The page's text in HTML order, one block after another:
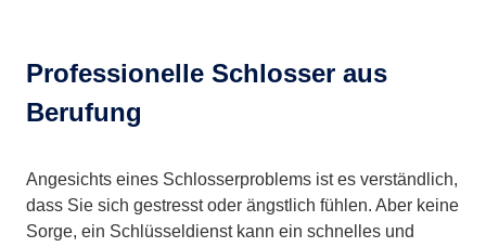
Professionelle Schlosser aus
Berufung
Angesichts eines Schlosserproblems ist es verständlich,
dass Sie sich gestresst oder ängstlich fühlen. Aber keine
Sorge, ein Schlüsseldienst kann ein schnelles und